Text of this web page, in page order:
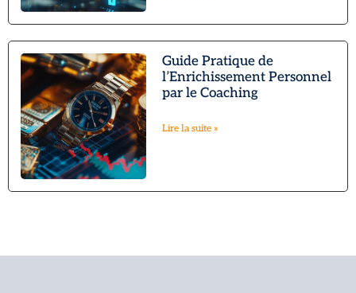
Guide Pratique de
l’Enrichissement Personnel
par le Coaching
Lire la suite »